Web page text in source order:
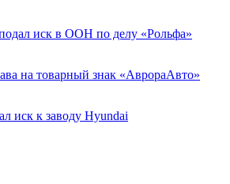
иск в ООН по делу «Рольфа»
на товарный знак «АврораАвто»
иск к заводу Hyundai